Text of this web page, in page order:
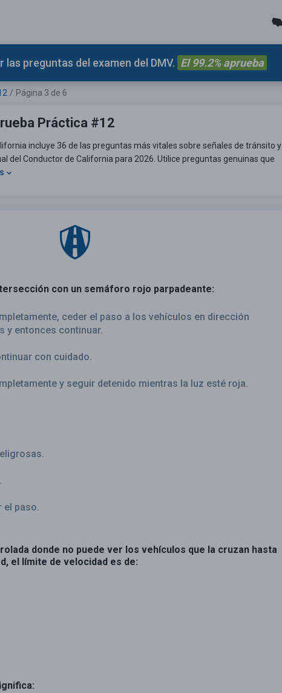
las preguntas del examen del DMV. El 99.2% aprueba
Página 3 de 6
Práctica #12
incluye 36 de las preguntas más vitales sobre señales de tránsito y
del Conductor de California para 2026. Utilice preguntas genuinas que
con un semáforo rojo parpadeante:
ceder el paso a los vehículos en dirección
y entonces continuar.
con cuidado.
y seguir detenido mientras la luz esté roja.
el paso.
donde no puede ver los vehículos que la cruzan hasta
el límite de velocidad es de: